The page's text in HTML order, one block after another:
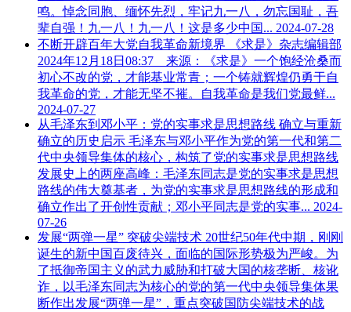
鸣。悼念同胞、缅怀先烈，牢记九一八，勿忘国耻，吾
辈自强！九一八！九一八！这是多少中国... 2024-07-28
不断开辟百年大党自我革命新境界
《求是》杂志编辑部
2024年12月18日08:37 来源：《求是》一个饱经沧桑而
初心不改的党，才能基业常青；一个铸就辉煌仍勇于自
我革命的党，才能无坚不摧。自我革命是我们党最鲜...
2024-07-27
从毛泽东到邓小平：党的实事求是思想路线 确立与重新
确立的历史启示 毛泽东与邓小平作为党的第一代和第二
代中央领导集体的核心，构筑了党的实事求是思想路线
发展史上的两座高峰：毛泽东同志是党的实事求是思想
路线的伟大奠基者，为党的实事求是思想路线的形成和
确立作出了开创性贡献；邓小平同志是党的实事... 2024-
07-26
发展“两弹一星” 突破尖端技术 20世纪50年代中期，刚刚
诞生的新中国百废待兴，面临的国际形势极为严峻。为
了抵御帝国主义的武力威胁和打破大国的核垄断、核讹
诈，以毛泽东同志为核心的党的第一代中央领导集体果
断作出发展“两弹一星”，重点突破国防尖端技术的战